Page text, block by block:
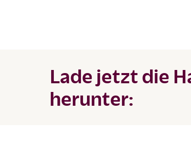
Lade jetzt die
herunter: